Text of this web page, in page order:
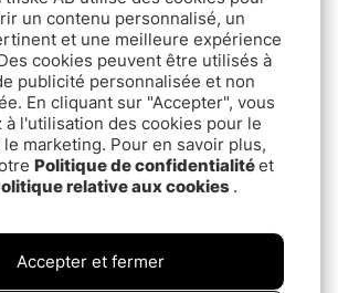
Supreme
un contenu personnalisé, un
et une meilleure expérience
cookies peuvent être utilisés à
publicité personnalisée et non
En cliquant sur "Accepter", vous
à l'utilisation des cookies pour le
marketing. Pour en savoir plus,
Politique de confidentialitéet
relative aux cookies .
Accepter et fermer